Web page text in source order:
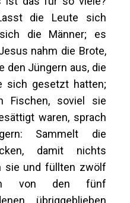
die Leute sich
die Männer; es
nahm die Brote,
den Jüngern aus, die
sich gesetzt hatten;
Fischen, soviel sie
waren, sprach
Sammelt die
damit nichts
sie und füllten zwölf
von den fünf
übriggeblieben